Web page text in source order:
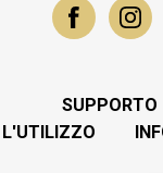
SUPPORTO
L'UTILIZZO